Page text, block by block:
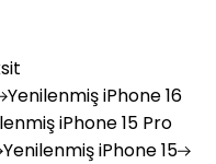
YenilenmişiPhone 16
iPhone 15 Pro
YenilenmişiPhone 15